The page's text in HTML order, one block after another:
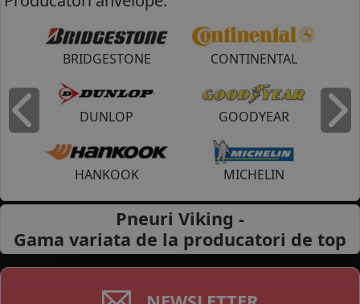
BRIDGESTONE CONTINENTAL
DUNLOP GOODYEAR
HANKOOK MICHELIN
Inapoi
Pneuri Viking -
Gama variata de la producatori de top